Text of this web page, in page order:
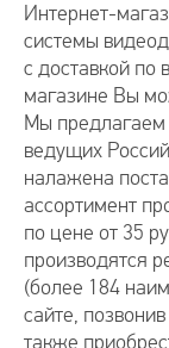
Арт:
14
●
Арт:
14
●
Интернет-
системы
с доставкой по
магазине Вы
Мы предлагаем
ведущих
налажена
ассортимент
по цене от 35
производятся
(более 184
сайте,
также